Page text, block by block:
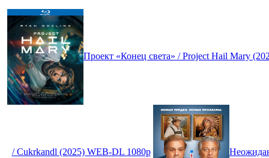
Проект «Конец света» / Project Hail Mary
/ Cukrkandl (2025) WEB-DL 1080p